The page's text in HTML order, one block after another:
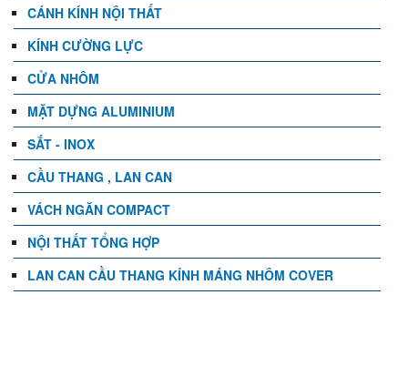
CÁNH KÍNH NỘI THẤT
KÍNH CƯỜNG LỰC
CỬA NHÔM
MẶT DỰNG ALUMINIUM
SẮT - INOX
CẦU THANG , LAN CAN
VÁCH NGĂN COMPACT
NỘI THẤT TỔNG HỢP
LAN CAN CẦU THANG KÍNH MÁNG NHÔM COVER